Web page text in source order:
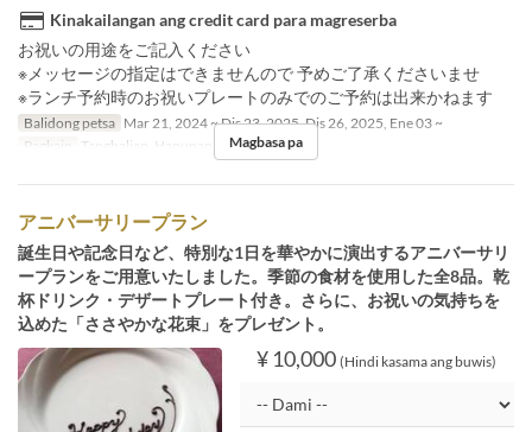
Kinakailangan ang credit card para magreserba
お祝いの用途をご記入ください
※メッセージの指定はできませんので 予めご了承くださいませ
※ランチ予約時のお祝いプレートのみでのご予約は出来かねます
Balidong petsa Mar 21, 2024 ~ Dis 23, 2025, Dis 26, 2025, Ene 03 ~
Pagkain
Tanghalian, Hapunan Magbasa pa
アニバーサリープラン
誕生日や記念日など、特別な1日を華やかに演出するアニバーサリ
ープランをご用意いたしました。季節の食材を使用した全8品。乾
杯ドリンク・デザートプレート付き。さらに、お祝いの気持ちを
込めた「ささやかな花束」をプレゼント。
¥ 10,000 (Hindi kasama ang buwis)